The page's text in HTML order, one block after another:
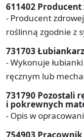
611402
- Producent
roślinną zgodnie z
731703 Łubiankarz
- Wykonuje
ręcznym lub
731790 Pozostali
i pokrewnych
- Opis w
754903